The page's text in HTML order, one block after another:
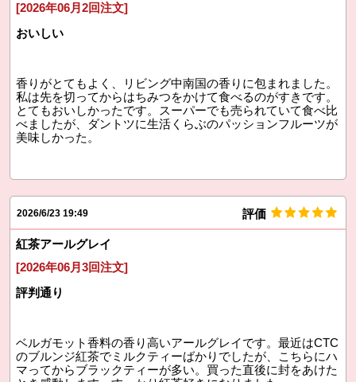
[2026年06月2回注文]
おいしい
香りがとてもよく、リビング中南国の香りに包まれました。
私は先を切ってからはちみつをかけて食べるのがすきです。
とてもおいしかったです。スーパーでも売られていて食べ比
べましたが、ダントツに生活くらぶのパッションフルーツが
美味しかった。
2026/6/23 19:49 評価
紅茶アールグレイ
[2026年06月3回注文]
評判通り
ベルガモット香料の香り高いアールグレイです。最近はCTC
のブルンジ紅茶でミルクティーばかりでしたが、こちらにハ
マってからブラックティーが多い。買った直後に封をあけた